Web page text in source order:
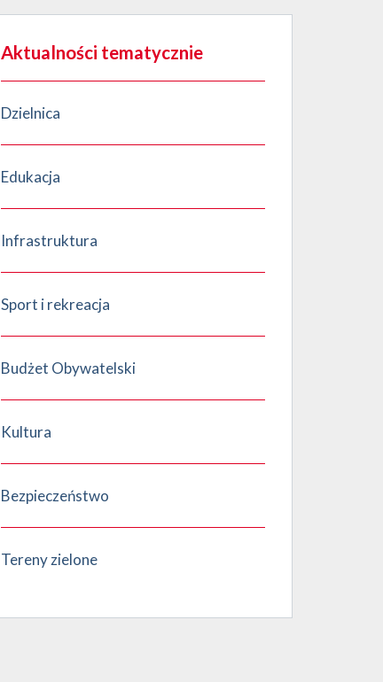
Aktualności tematycznie
Dzielnica
Edukacja
Infrastruktura
Sport i rekreacja
Budżet Obywatelski
Kultura
Bezpieczeństwo
Tereny zielone